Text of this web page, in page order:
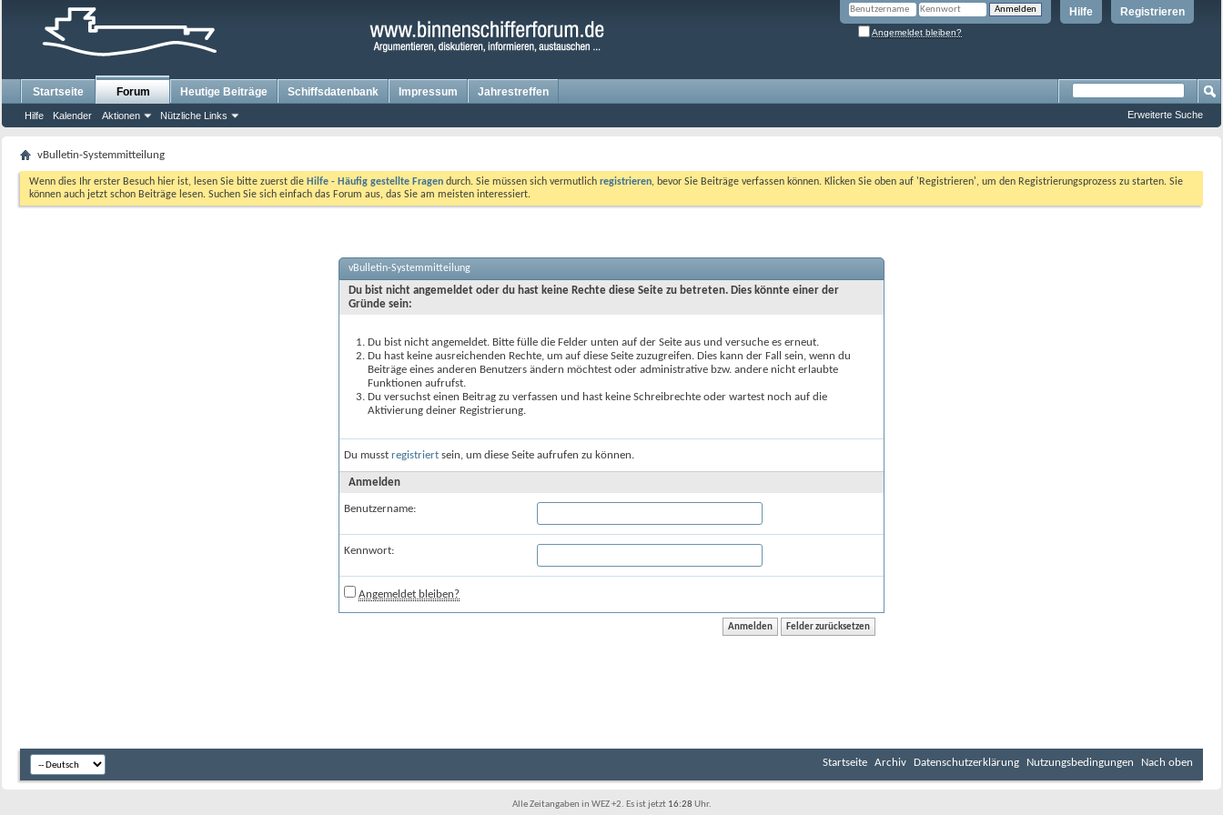
Registrieren
Hilfe
Angemeldet bleiben?
Startseite Forum
Hilfe Kalender Aktionen Nützliche Links
Heutige Beiträge Schiffsdatenbank Impressum Jahrestreffen
Erweiterte Suche
vBulletin-Systemmitteilung
Wenn dies Ihr erster Besuch hier ist, lesen Sie bitte zuerst die Hilfe - Häufig gestellte Fragen durch. Sie müssen sich vermutlich registrieren, bevor Sie Beiträge verfassen können. Klicken Sie oben auf 'Registrieren', um den Registrierungsprozess zu starten. Sie
können auch jetzt schon Beiträge lesen. Suchen Sie sich einfach das Forum aus, das Sie am meisten interessiert.
vBulletin-Systemmitteilung
Du bist nicht angemeldet oder du hast keine Rechte diese Seite zu betreten. Dies könnte einer der
Gründe sein:
Du bist nicht angemeldet. Bitte fülle die Felder unten auf der Seite aus und versuche es erneut.
Du hast keine ausreichenden Rechte, um auf diese Seite zuzugreifen. Dies kann der Fall sein, wenn du
Beiträge eines anderen Benutzers ändern möchtest oder administrative bzw. andere nicht erlaubte
Funktionen aufrufst.
Du versuchst einen Beitrag zu verfassen und hast keine Schreibrechte oder wartest noch auf die
Aktivierung deiner Registrierung.
Du musst registriert sein, um diese Seite aufrufen zu können.
Anmelden
Benutzername:
Kennwort:
Angemeldet bleiben?
Startseite Archiv Datenschutzerklärung Nutzungsbedingungen Nach oben
Alle Zeitangaben in WEZ +2. Es ist jetzt 16:28 Uhr.